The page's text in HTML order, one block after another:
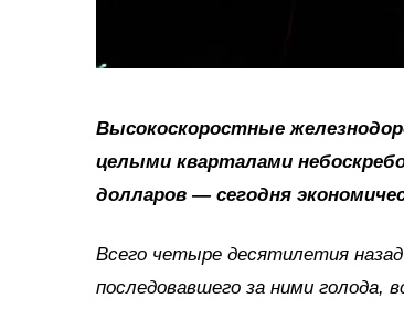
Высокоскоростные
целыми кварталами
долларов — сегодня
Всего четыре десятилетия
последовавшего за ними